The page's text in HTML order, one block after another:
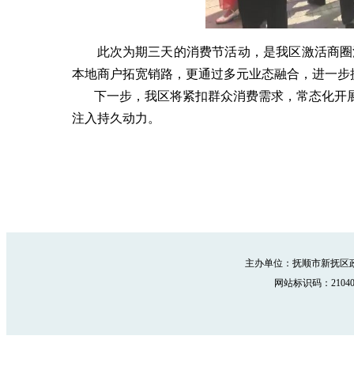
此次为期三天的消费节活动，是我区激活商
本地商户拓宽销路，更通过多元业态融合，进一
下一步，我区将紧扣群众消费需求，常态化开
注入持久动力。
主办单位：抚顺市新抚
网站标识码：